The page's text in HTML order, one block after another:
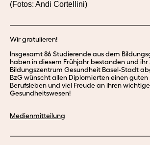
(Fotos: Andi Cortellini)
Wir gratulieren!
Insgesamt 86 Studierende aus dem
haben in diesem Frühjahr bestanden und
Bildungszentrum Gesundheit Basel-Stadt
BzG wünscht allen Diplomierten einen guten
Berufsleben und viel Freude an ihren
Gesundheitswesen!
Medienmitteilung